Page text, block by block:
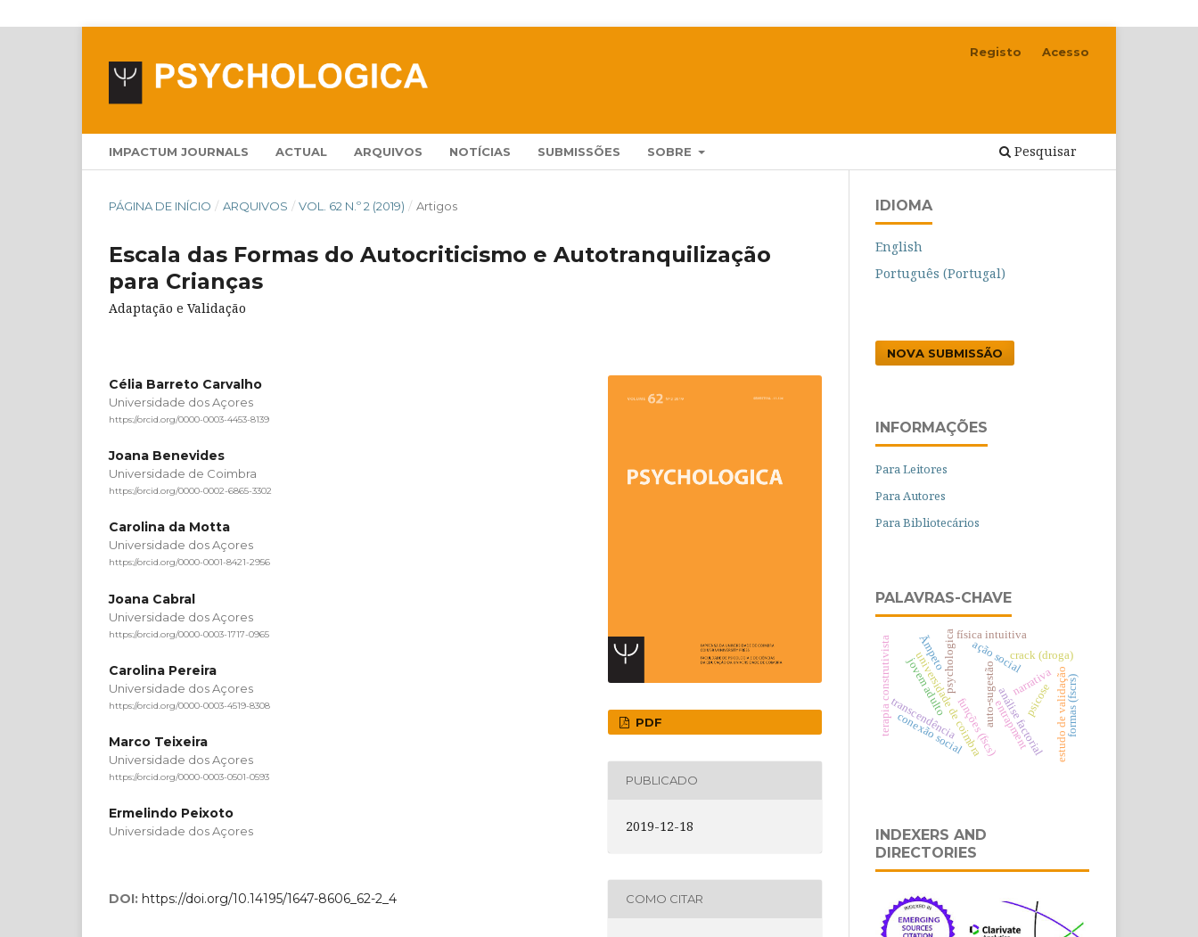
IMPACTUM JOURNALS ACTUAL ARQUIVOS NOTÍCIAS SUBMISSÕES SOBRE Pesquisar
Registo Acesso
PÁGINA DE INÍCIO / ARQUIVOS / VOL. 62 N.º 2 (2019) / Artigos
Escala das Formas do Autocriticismo e Autotranquilização
para Crianças
Adaptação e Validação
Célia Barreto Carvalho
Universidade dos Açores
https://orcid.org/0000-0003-4453-8139
Joana Benevides
Universidade de Coimbra
https://orcid.org/0000-0002-6865-3302
Carolina da Motta
Universidade dos Açores
https://orcid.org/0000-0001-8421-2956
Joana Cabral
Universidade dos Açores
https://orcid.org/0000-0003-1717-0965
Carolina Pereira
Universidade dos Açores
https://orcid.org/0000-0003-4519-8308
Marco Teixeira
Universidade dos Açores
https://orcid.org/0000-0003-0501-0593
Ermelindo Peixoto
Universidade dos Açores
DOI: https://doi.org/10.14195/1647-8606_62-2_4
PDF
PUBLICADO
2019-12-18
COMO CITAR
IDIOMA
English
Português (Portugal)
NOVA SUBMISSÃO
INFORMAÇÕES
Para Leitores
Para Autores
Para Bibliotecários
PALAVRAS-CHAVE
auto-sugestão
ação social
universidade de coimbra
psychologica
análise factorial
narrativa
entrapment
jovem adulto
crack (droga)
conexão social estudo de validação
terapia construtivista funções (fscs) psicose
transcendência
física intuitiva
Ãmpeto
formas (fscrs)
INDEXERS AND
DIRECTORIES